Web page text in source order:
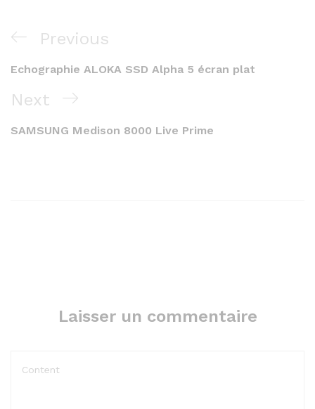
Navigation
de
l’article
Previous
Post
Previous
Echographie ALOKA SSD Alpha 5 écran plat
Next
Post
Next
SAMSUNG Medison 8000 Live Prime
Laisser un commentaire